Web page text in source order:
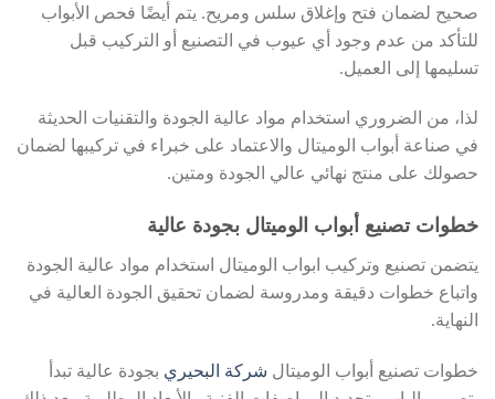
صحيح لضمان فتح وإغلاق سلس ومريح. يتم أيضًا فحص الأبواب
للتأكد من عدم وجود أي عيوب في التصنيع أو التركيب قبل
تسليمها إلى العميل.
لذا، من الضروري استخدام مواد عالية الجودة والتقنيات الحديثة
في صناعة أبواب الوميتال والاعتماد على خبراء في تركيبها لضمان
حصولك على منتج نهائي عالي الجودة ومتين.
خطوات تصنيع أبواب الوميتال بجودة عالية
يتضمن تصنيع وتركيب ابواب الوميتال استخدام مواد عالية الجودة
واتباع خطوات دقيقة ومدروسة لضمان تحقيق الجودة العالية في
النهاية.
خطوات تصنيع أبواب الوميتال شركة البحيري بجودة عالية تبدأ